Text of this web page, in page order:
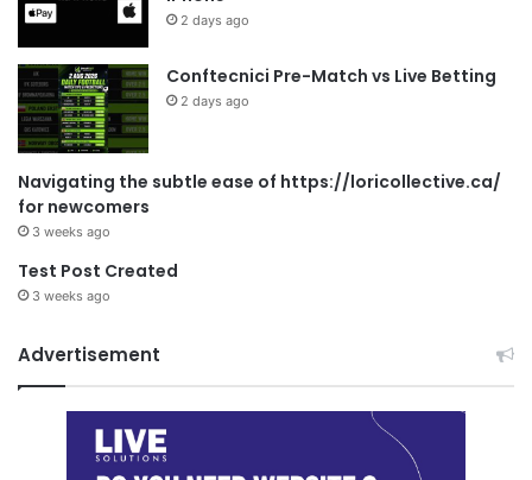
2 days ago
Conftecnici Pre-Match vs Live Betting
2 days ago
Navigating the subtle ease of https://loricollective.ca/
for newcomers
3 weeks ago
Test Post Created
3 weeks ago
Advertisement